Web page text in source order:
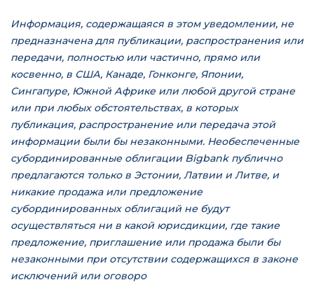
Информация, содержащаяся в этом уведомлении, не
предназначена для публикации, распространения или
передачи, полностью или частично, прямо или
косвенно, в США, Канаде, Гонконге, Японии,
Сингапуре, Южной Африке или любой другой стране
или при любых обстоятельствах, в которых
публикация, распространение или передача этой
информации были бы незаконными. Необеспеченные
субординированные облигации Bigbank публично
предлагаются только в Эстонии, Латвии и Литве, и
никакие продажа или предложение
субординированных облигаций не будут
осуществляться ни в какой юрисдикции, где такие
предложение, приглашение или продажа были бы
незаконными при отсутствии содержащихся в законе
исключений или оговоро